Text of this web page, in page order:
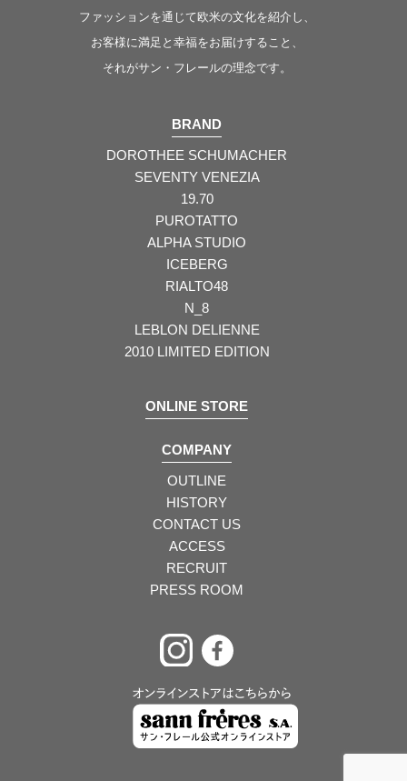
ファッションを通じて欧米の文化を紹介し、
お客様に満足と幸福をお届けすること、
それがサン・フレールの理念です。
BRAND
DOROTHEE SCHUMACHER
SEVENTY VENEZIA
19.70
PUROTATTO
ALPHA STUDIO
ICEBERG
RIALTO48
N_8
LEBLON DELIENNE
2010 LIMITED EDITION
ONLINE STORE
COMPANY
OUTLINE
HISTORY
CONTACT US
ACCESS
RECRUIT
PRESS ROOM